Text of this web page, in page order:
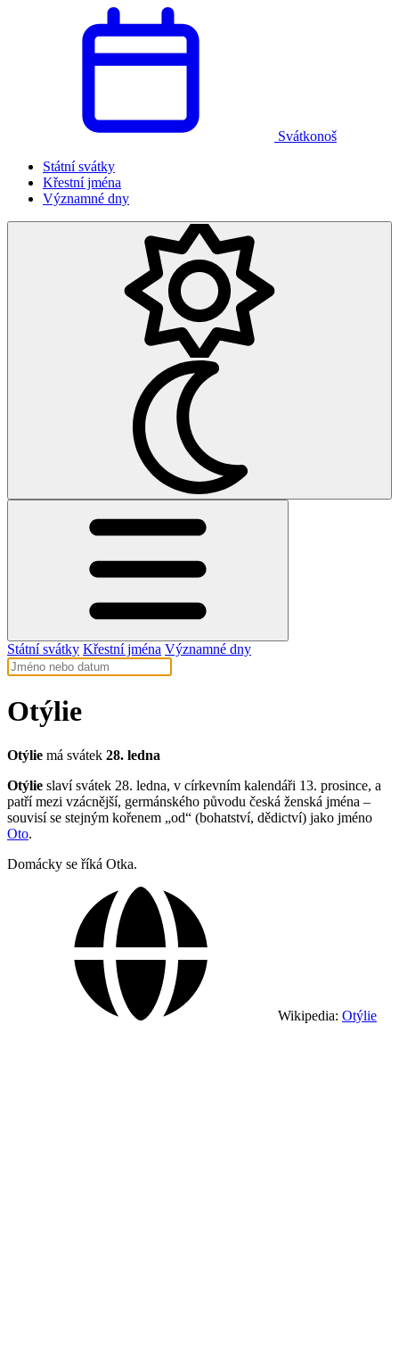
Svátkonoš
Státní svátky
Křestní jména
Významné dny
Státní svátky Křestní jména Významné dny
Otýlie
Otýlie má svátek 28. ledna
Otýlie slaví svátek 28. ledna, v církevním kalendáři 13. prosince, a
patří mezi vzácnější, germánského původu česká ženská jména –
souvisí se stejným kořenem „od“ (bohatství, dědictví) jako jméno
Oto.
Domácky se říká Otka.
Wikipedia: Otýlie